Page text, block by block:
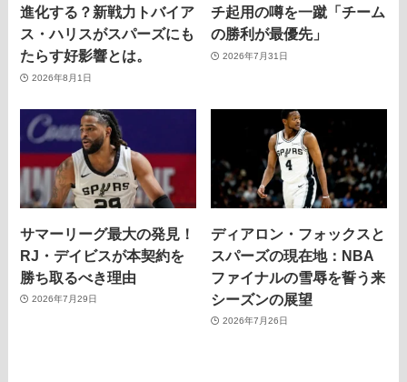
進化する？新戦力トバイア
ス・ハリスがスパーズにも
たらす好影響とは。
2026年8月1日
チ起用の噂を一蹴「チーム
の勝利が最優先」
2026年7月31日
サマーリーグ最大の発見！
RJ・デイビスが本契約を
勝ち取るべき理由
2026年7月29日
ディアロン・フォックスと
スパーズの現在地：NBA
ファイナルの雪辱を誓う来
シーズンの展望
2026年7月26日